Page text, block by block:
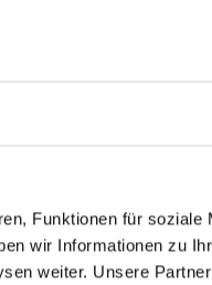
Funktionen für soziale
wir Informationen zu
weiter. Unsere
or discover what